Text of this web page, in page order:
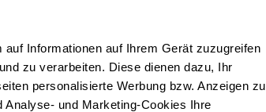
Informationen auf Ihrem Gerät zuzugreifen
zu verarbeiten. Diese dienen dazu, Ihr
personalisierte Werbung bzw. Anzeigen zu
und Marketing-Cookies Ihre